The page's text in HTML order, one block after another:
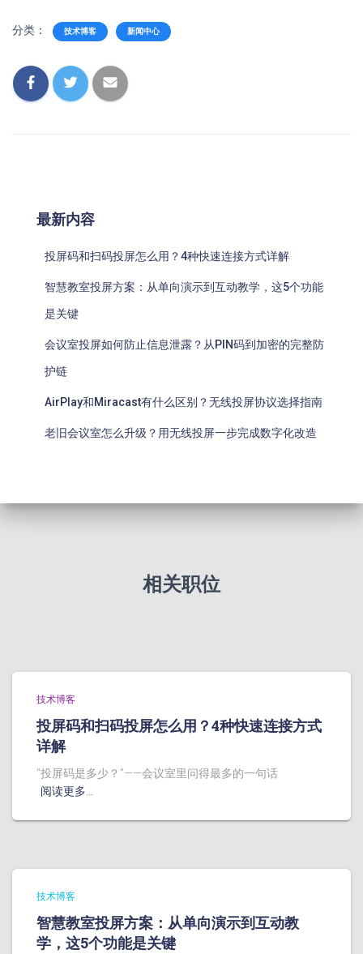
分类： 技术博客 新闻中心
最新内容
投屏码和扫码投屏怎么用？4种快速连接方式详解
智慧教室投屏方案：从单向演示到互动教学，这5个功能
是关键
会议室投屏如何防止信息泄露？从PIN码到加密的完整防
护链
AirPlay和Miracast有什么区别？无线投屏协议选择指南
老旧会议室怎么升级？用无线投屏一步完成数字化改造
相关职位
技术博客
投屏码和扫码投屏怎么用？4种快速连接方式
详解
“投屏码是多少？”——会议室里问得最多的一句话
阅读更多…
技术博客
智慧教室投屏方案：从单向演示到互动教
学，这5个功能是关键